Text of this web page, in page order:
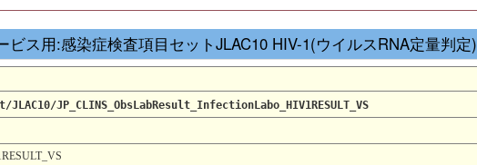
ビス用:感染症検査項目セットJLAC10 HIV-1(ウイルスRNA定量判定)
JP_CLINS_ObsLabResult_InfectionLabo_HIV1RESULT_VS